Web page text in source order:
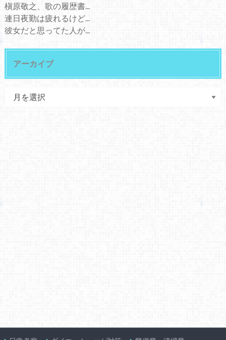
槇原敬之、歌の履歴書...
連日夜勤は疲れるけど...
彼女だと思ってた人が...
アーカイブ